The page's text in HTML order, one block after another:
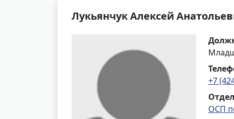
Лукьянчук Алексей
+7
ОСП